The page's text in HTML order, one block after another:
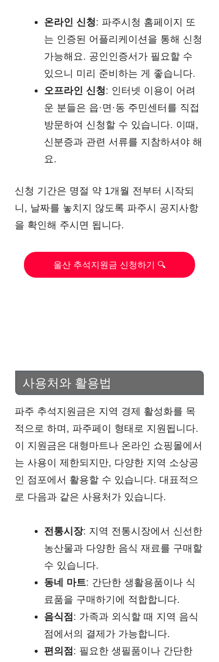
온라인 신청: 파주시청 홈페이지 또
는 인증된 어플리케이션을 통해 신청
가능해요. 공인인증서가 필요할 수
있으니 미리 준비하는 게 좋습니다.
오프라인 신청: 인터넷 이용이 어려
운 분들은 읍·면·동 주민센터를 직접
방문하여 신청할 수 있습니다. 이때,
신분증과 관련 서류를 지참하셔야 해
요.
신청 기간은 명절 약 1개월 전부터 시작되
니, 날짜를 놓치지 않도록 파주시 공지사항
을 확인해 주시면 됩니다.
울산 추석지원금 신청하기 🔍
사용처와 활용법
파주 추석지원금은 지역 경제 활성화를 목
적으로 하며, 파주페이 형태로 지원됩니다.
이 지원금은 대형마트나 온라인 쇼핑몰에서
는 사용이 제한되지만, 다양한 지역 소상공
인 점포에서 활용할 수 있습니다. 대표적으
로 다음과 같은 사용처가 있습니다.
전통시장: 지역 전통시장에서 신선한
농산물과 다양한 음식 재료를 구매할
수 있습니다.
동네 마트: 간단한 생활용품이나 식
료품을 구매하기에 적합합니다.
음식점: 가족과 외식할 때 지역 음식
점에서의 결제가 가능합니다.
편의점: 필요한 생필품이나 간단한